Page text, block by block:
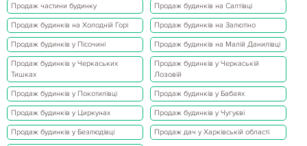
Продаж частини будинку Продаж будинків на Салтівці
Продаж будинків на Холодній Горі Продаж будинків на Залютіно
Продаж будинків у Пісочині Продаж будинків на Малій Данилівці
Продаж будинків у Черкаських
Тишках
Продаж будинків у Черкаській
Лозовій
Продаж будинків у Покотилівці Продаж будинків у Бабаях
Продаж будинків у Циркунах Продаж будинків у Чугуєві
Продаж будинків у Безлюдівці Продаж дач у Харківській області